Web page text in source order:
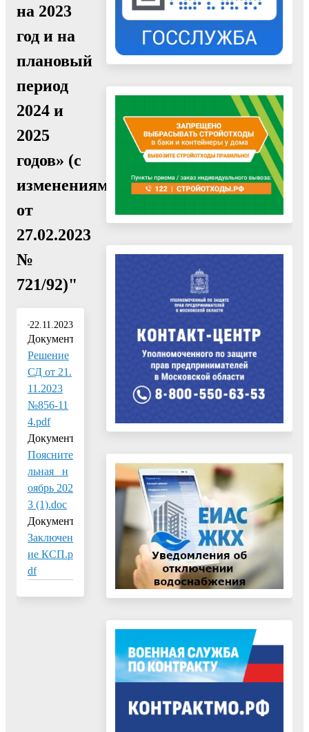
на 2023
год и на
плановый
период
2024 и
2025
годов» (с
изменениями
от
27.02.2023
№
721/92)"
22.11.2023
Документ:
Решение
СД от 21.
11.2023
№856-11
4.pdf
Документ:
Поясните
льная_ н
оябрь 202
3 (1).doc
Документ:
Заключен
ие КСП.p
df